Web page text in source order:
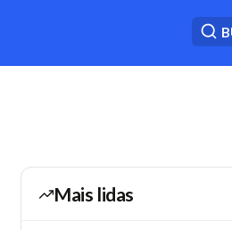
Mais lidas